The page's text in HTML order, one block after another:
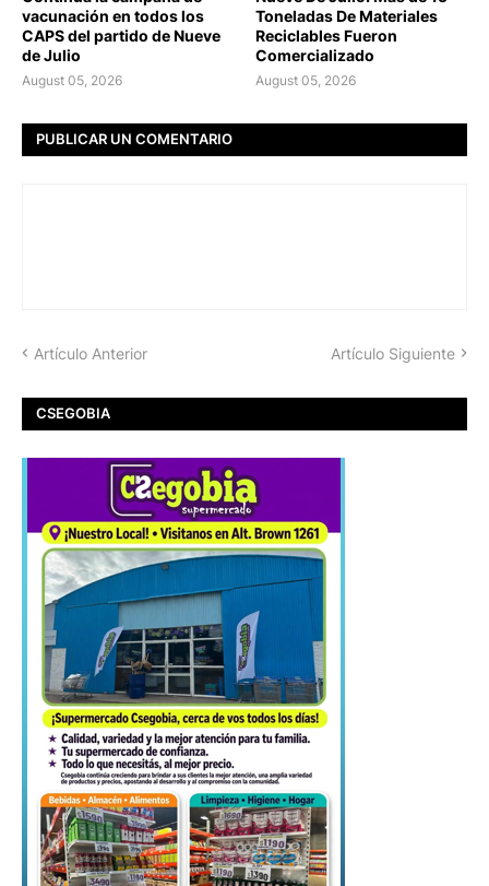
vacunación en todos los
CAPS del partido de Nueve
de Julio
August 05, 2026
Toneladas De Materiales
Reciclables Fueron
Comercializado
August 05, 2026
PUBLICAR UN COMENTARIO
Artículo Anterior Artículo Siguiente
CSEGOBIA